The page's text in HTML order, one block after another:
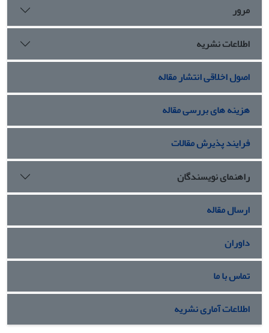
مرور
اطلاعات نشریه
اصول اخلاقی انتشار مقاله
هزینه های بررسی مقاله
فرایند پذیرش مقالات
راهنمای نویسندگان
ارسال مقاله
داوران
تماس با ما
اطلاعات آماری نشریه